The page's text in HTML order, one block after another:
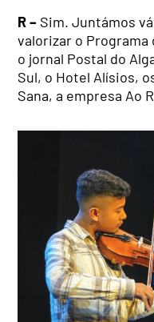
R – Sim. Juntámos
valorizar o Programa
o jornal Postal do
Sul, o Hotel Alísios,
Sana, a empresa Ao